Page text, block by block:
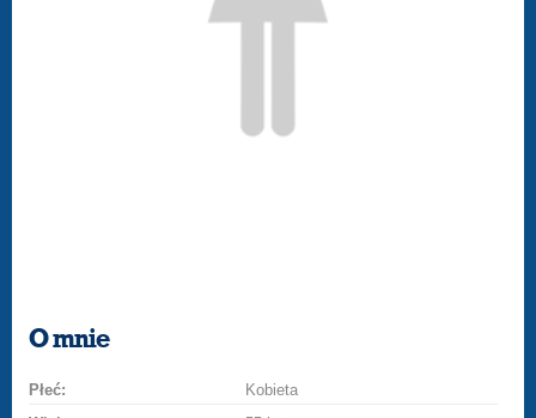
O mnie
Płeć:
Kobieta